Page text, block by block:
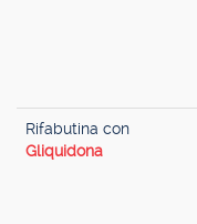
Rifabutina con
Gliquidona